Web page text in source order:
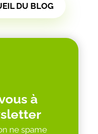
DU BLOG
à
ne spame